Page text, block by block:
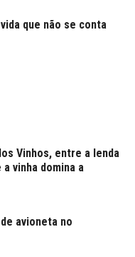
que não se conta
Vinhos, entre a lenda
vinha domina a
avioneta no